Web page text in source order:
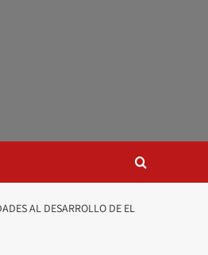
AL DESARROLLO DE EL